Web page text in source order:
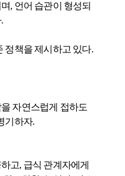
, 언어 습관이 형성되
정책을 제시하고 있다.
자연스럽게 접하도
기하자.
고, 급식 관계자에게